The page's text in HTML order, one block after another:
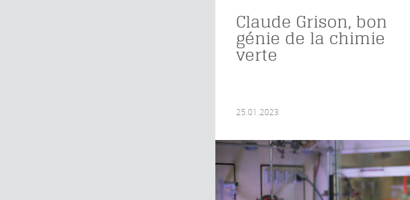
Claude Grison, bon
génie de la chimie
verte
25.01.2023